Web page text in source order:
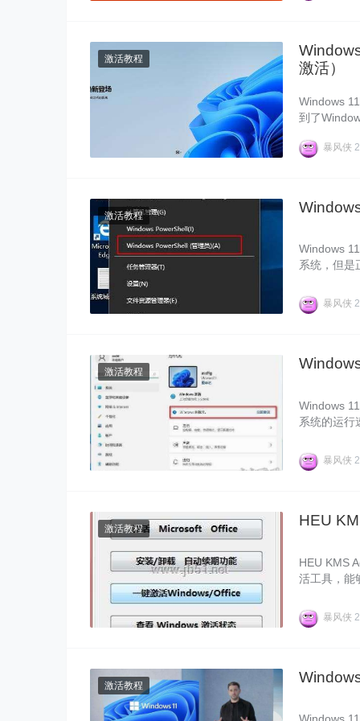
激活教程
激活）
Windows
到了
暴风侠
激活教程
Windows
系统，但是
今天在这
暴风侠
激活教程
Windows
系统的运行
暴风侠
激活教程 HEU
HEU KMS
活工具，能
暴风侠
激活教程